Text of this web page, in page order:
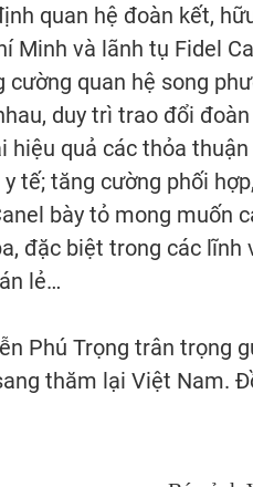
quan hệ đoàn kết,
Minh và lãnh tụ Fidel
cường quan hệ song
duy trì trao đổi
hiệu quả các thỏa
tế; tăng cường phối
bày tỏ mong muốn
đặc biệt trong các
lẻ…
Phú Trọng trân trọng
thăm lại Việt Nam.